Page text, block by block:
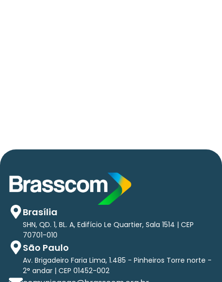
Brasília
SHN, QD. 1, BL. A, Edifício Le Quartier, Sala 1514 | CEP
70701-010
São Paulo
Av. Brigadeiro Faria Lima, 1.485 - Pinheiros Torre norte -
2° andar | CEP 01452-002